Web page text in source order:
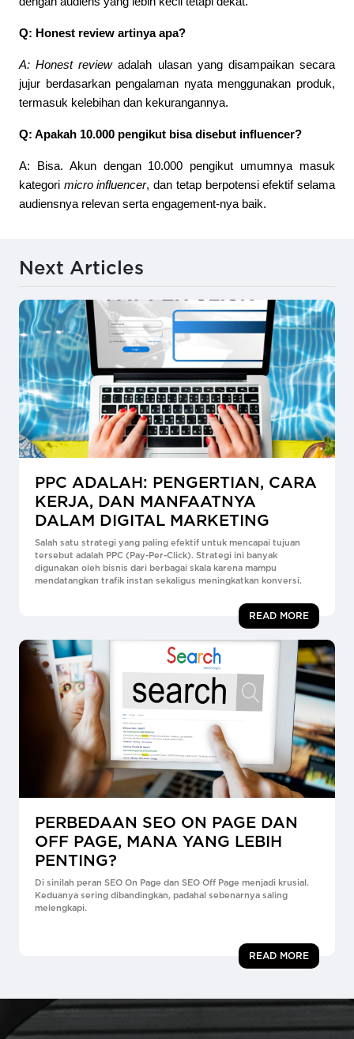
Q: Honest review artinya apa?
A: Honest reviewadalah ulasan yang disampaikan secara
jujur berdasarkan pengalaman nyata menggunakan produk,
termasuk kelebihan dan kekurangannya.
Q: Apakah 10.000 pengikut bisa disebut influencer?
A: Bisa. Akun dengan 10.000 pengikut umumnya masuk
kategori micro influencer, dan tetap berpotensi efektif selama
audiensnya relevan serta engagement-nya baik.
Next Articles
PPC ADALAH: PENGERTIAN, CARA
KERJA, DAN MANFAATNYA
DALAM DIGITAL MARKETING
Salah satu strategi yang paling efektif untuk mencapai tujuan
tersebut adalah PPC (Pay-Per-Click). Strategi ini banyak
digunakan oleh bisnis dari berbagai skala karena mampu
mendatangkan trafik instan sekaligus meningkatkan konversi.
READ MORE
PERBEDAAN SEO ON PAGE DAN
OFF PAGE, MANA YANG LEBIH
PENTING?
Di sinilah peran SEO On Page dan SEO Off Page menjadi krusial.
Keduanya sering dibandingkan, padahal sebenarnya saling
melengkapi.
READ MORE